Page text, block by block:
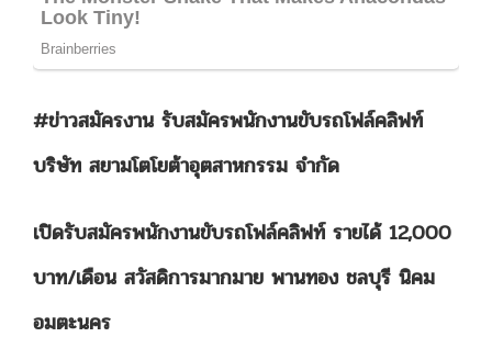
#ข่าวสมัครงาน รับสมัครพนักงานขับรถโฟล์คลิฟท์
บริษัท สยามโตโยต้าอุตสาหกรรม จำกัด
เปิดรับสมัครพนักงานขับรถโฟล์คลิฟท์ รายได้ 12,000
บาท/เดือน สวัสดิการมากมาย พานทอง ชลบุรี นิคม
อมตะนคร